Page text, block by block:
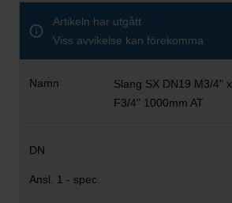
Artikeln har utgått
Viss avvikelse kan förekomma
Slang SX DN19 M3/4" x
F3/4" 1000mm AT